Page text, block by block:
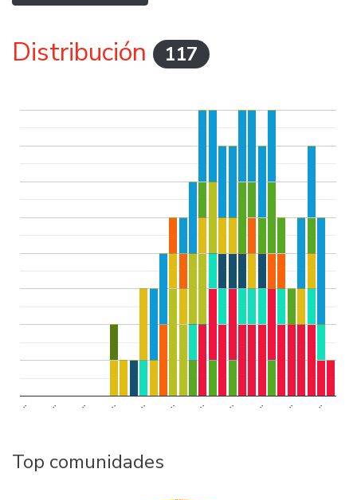
Distribución 117
.. .. .. .. .. .. .. .. .. .. ..
Top comunidades